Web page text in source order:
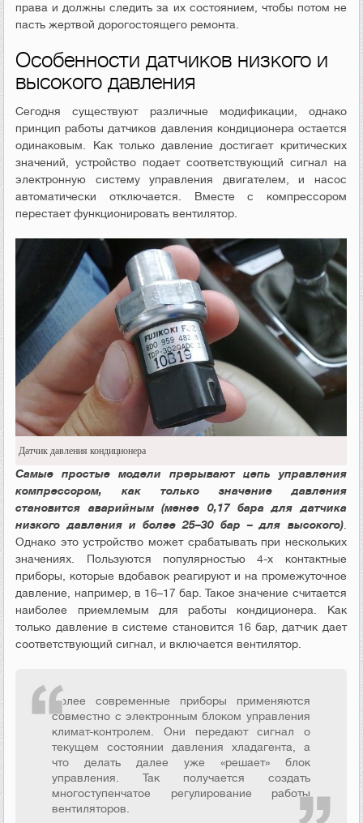
права и должны следить за их состоянием, чтобы потом не
пасть жертвой дорогостоящего ремонта.
Особенности датчиков низкого и
высокого давления
Сегодня существуют различные модификации, однако
принцип работы датчиков давления кондиционера остается
одинаковым. Как только давление достигает критических
значений, устройство подает соответствующий сигнал на
электронную систему управления двигателем, и насос
автоматически отключается. Вместе с компрессором
перестает функционировать вентилятор.
Датчик давления кондиционера
Самые простые модели прерывают цепь управления
компрессором, как только значение давления
становится аварийным (менее 0,17 бара для датчика
низкого давления и более 25–30 бар – для высокого).
Однако это устройство может срабатывать при нескольких
значениях. Пользуются популярностью 4-х контактные
приборы, которые вдобавок реагируют и на промежуточное
давление, например, в 16–17 бар. Такое значение считается
наиболее приемлемым для работы кондиционера. Как
только давление в системе становится 16 бар, датчик дает
соответствующий сигнал, и включается вентилятор.
Более современные приборы применяются
совместно с электронным блоком управления
климат-контролем. Они передают сигнал о
текущем состоянии давления хладагента, а
что делать далее уже «решает» блок
управления. Так получается создать
многоступенчатое регулирование работы
вентиляторов.